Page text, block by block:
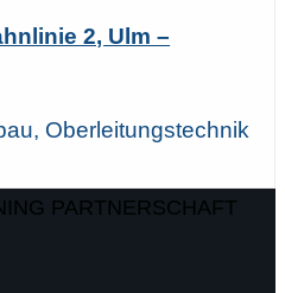
2, Ulm –
Oberleitungstechnik